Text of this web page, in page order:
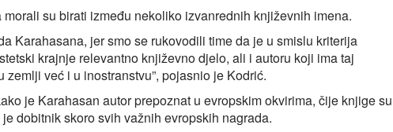
su birati između nekoliko izvanrednih književnih imena.
Karahasana, jer smo se rukovodili time da je u smislu kriterija
krajnje relevantno književno djelo, ali i autoru koji ima taj
već i u inostranstvu”, pojasnio je Kodrić.
je Karahasan autor prepoznat u evropskim okvirima, čije knjige su
dobitnik skoro svih važnih evropskih nagrada.